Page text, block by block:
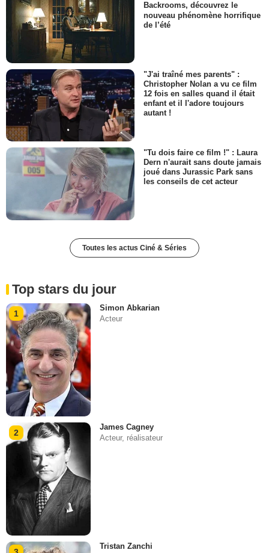
Backrooms, découvrez le
nouveau phénomène horrifique
de l’été
"J'ai traîné mes parents" :
Christopher Nolan a vu ce film
12 fois en salles quand il était
enfant et il l'adore toujours
autant !
"Tu dois faire ce film !" : Laura
Dern n'aurait sans doute jamais
joué dans Jurassic Park sans
les conseils de cet acteur
Toutes les actus Ciné & Séries
Top stars du jour
1
Simon Abkarian
Acteur
2
James Cagney
Acteur, réalisateur
Tristan Zanchi